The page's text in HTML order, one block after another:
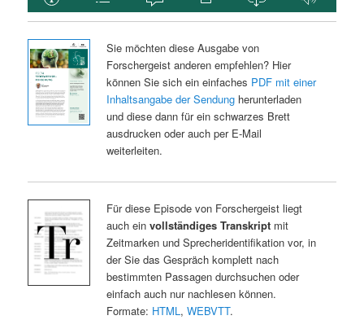
Sie möchten diese Ausgabe von
Forschergeist anderen empfehlen? Hier
können Sie sich ein einfaches PDF mit einer
Inhaltsangabe der Sendungherunterladen
und diese dann für ein schwarzes Brett
ausdrucken oder auch per E-Mail
weiterleiten.
Für diese Episode von Forschergeist liegt
auch ein vollständiges Transkriptmit
Zeitmarken und Sprecheridentifikation vor, in
der Sie das Gespräch komplett nach
bestimmten Passagen durchsuchen oder
einfach auch nur nachlesen können.
Formate: HTML, WEBVTT.